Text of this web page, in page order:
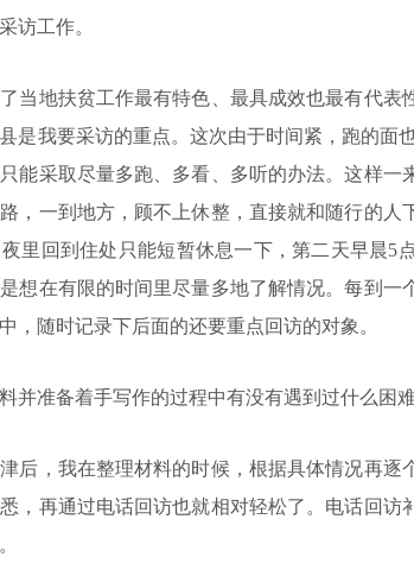
访工作。
地扶贫工作最有特色、最具成效也最有代表
是我要采访的重点。这次由于时间紧，跑的面
能采取尽量多跑、多看、多听的办法。这样
，一到地方，顾不上休整，直接就和随行的人
里回到住处只能短暂休息一下，第二天早晨5
想在有限的时间里尽量多地了解情况。每到
，随时记录下后面的还要重点回访的对象。
准备着手写作的过程中有没有遇到过什么困
，我在整理材料的时候，根据具体情况再逐
，再通过电话回访也就相对轻松了。电话回